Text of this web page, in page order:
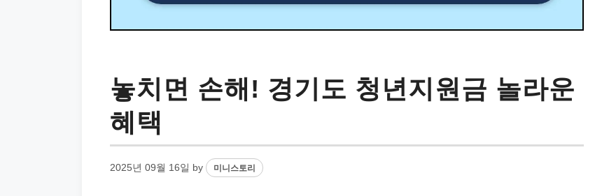
놓치면 손해! 경기도 청년지원금 놀라운
혜택
2025년 09월 16일 by 미니스토리